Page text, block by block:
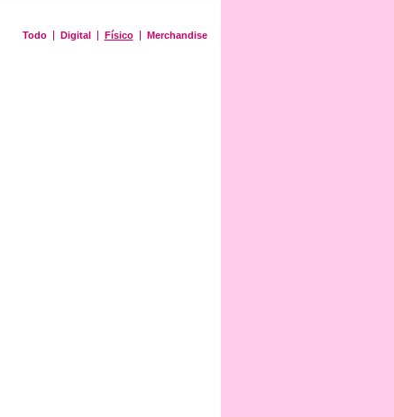
Todo Digital Físico Merchandise